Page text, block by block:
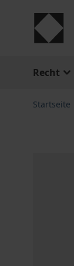
Recht
Startseite